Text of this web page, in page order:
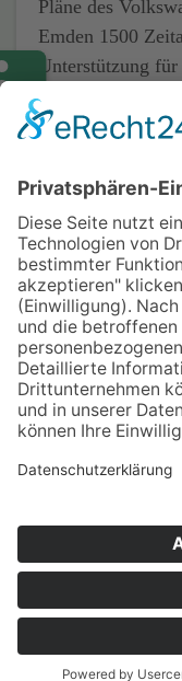
Pläne des
Emden 1500
Unterstützung
Produktion vom
Elektroantrieb.
Quelle: NDR
Home
Impressum
Datenschutz
Kontakt &
© 2025
dienstleister |
Beratung,